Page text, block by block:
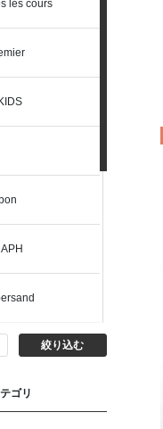
les cours
絞り込む
ゴリ